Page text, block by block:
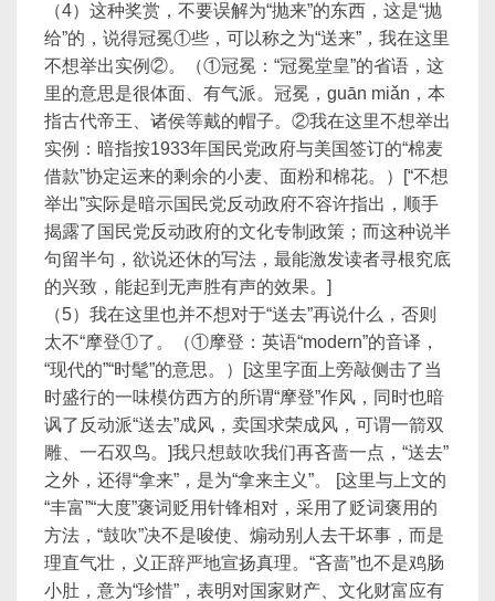
（4）这种奖赏，不要误解为“抛来”的东西，这是“抛
给”的，说得冠冕①些，可以称之为“送来”，我在这里
不想举出实例②。（①冠冕：“冠冕堂皇”的省语，这
里的意思是很体面、有气派。冠冕，ɡuān miǎn，本
指古代帝王、诸侯等戴的帽子。②我在这里不想举出
实例：暗指按1933年国民党政府与美国签订的“棉麦
借款”协定运来的剩余的小麦、面粉和棉花。）[“不想
举出”实际是暗示国民党反动政府不容许指出，顺手
揭露了国民党反动政府的文化专制政策；而这种说半
句留半句，欲说还休的写法，最能激发读者寻根究底
的兴致，能起到无声胜有声的效果。]
（5）我在这里也并不想对于“送去”再说什么，否则
太不“摩登①了。（①摩登：英语“modern”的音译，
“现代的”“时髦”的意思。）[这里字面上旁敲侧击了当
时盛行的一味模仿西方的所谓“摩登”作风，同时也暗
讽了反动派“送去”成风，卖国求荣成风，可谓一箭双
雕、一石双鸟。]我只想鼓吹我们再吝啬一点，“送去”
之外，还得“拿来”，是为“拿来主义”。 [这里与上文的
“丰富”“大度”褒词贬用针锋相对，采用了贬词褒用的
方法，“鼓吹”决不是唆使、煽动别人去干坏事，而是
理直气壮，义正辞严地宣扬真理。“吝啬”也不是鸡肠
小肚，意为“珍惜”，表明对国家财产、文化财富应有